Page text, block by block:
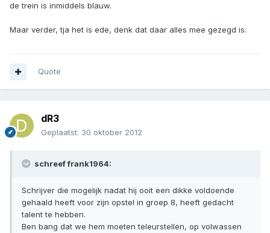
de trein is inmiddels blauw.
Maar verder, tja het is ede, denk dat daar alles mee gezegd is.
Quote
dR3
Geplaatst: 30 oktober 2012
schreef frank1964:
Schrijver die mogelijk nadat hij ooit een dikke voldoende
gehaald heeft voor zijn opstel in groep 8, heeft gedacht
talent te hebben.
Ben bang dat we hem moeten teleurstellen, op volwassen